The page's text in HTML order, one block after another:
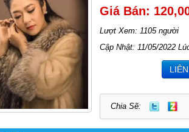
Giá Bán:
Lượt Xem: 1105 người
Cập Nhật: 11/05/2022
Chia Sẽ: